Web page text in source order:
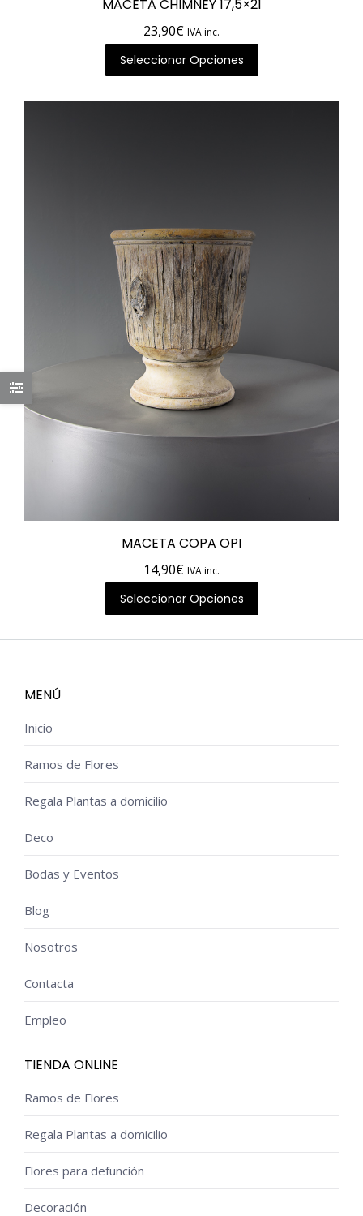
MACETA CHIMNEY 17,5×21
23,90€ IVA inc.
Seleccionar Opciones
MACETA COPA OPI
14,90€ IVA inc.
Seleccionar Opciones
MENÚ
Inicio
Ramos de Flores
Regala Plantas a domicilio
Deco
Bodas y Eventos
Blog
Nosotros
Contacta
Empleo
TIENDA ONLINE
Ramos de Flores
Regala Plantas a domicilio
Flores para defunción
Decoración